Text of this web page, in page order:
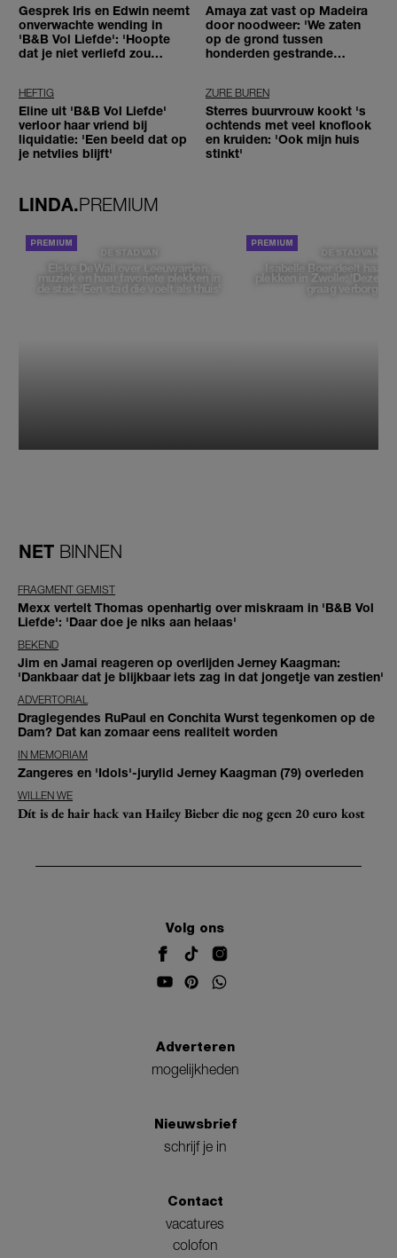
Gesprek Iris en Edwin neemt
onverwachte wending in
'B&B Vol Liefde': 'Hoopte
dat je niet verliefd zou
Amaya zat vast op Madeira
door noodweer: 'We zaten
op de grond tussen
honderden gestrande
HEFTIG
Eline uit 'B&B Vol Liefde'
verloor haar vriend bij
liquidatie: 'Een beeld dat op
je netvlies blijft'
ZURE BUREN
Sterres buurvrouw kookt 's
ochtends met veel knoflook
en kruiden: 'Ook mijn huis
stinkt'
LINDA.PREMIUM
DE STAD VAN
Elske DeWall over Leeuwarden,
muziek en haar favoriete plekken in
de stad: 'Een stad die voelt als thuis'
DE STAD VAN
Isabelle Boer deelt haar
plekken in Zwolle: 'Deze
graag verborgen'
NET BINNEN
FRAGMENT GEMIST
Mexx vertelt Thomas openhartig over miskraam in 'B&B Vol
Liefde': 'Daar doe je niks aan helaas'
BEKEND
Jim en Jamai reageren op overlijden Jerney Kaagman:
'Dankbaar dat je blijkbaar iets zag in dat jongetje van zestien'
ADVERTORIAL
Draglegendes RuPaul en Conchita Wurst tegenkomen op de
Dam? Dat kan zomaar eens realiteit worden
IN MEMORIAM
Zangeres en 'Idols'-jurylid Jerney Kaagman (79) overleden
WILLEN WE
Dít is de hair hack van Hailey Bieber die nog geen 20 euro kost
Volg ons
Adverteren
mogelijkheden
Nieuwsbrief
schrijf je in
Contact
vacatures
colofon